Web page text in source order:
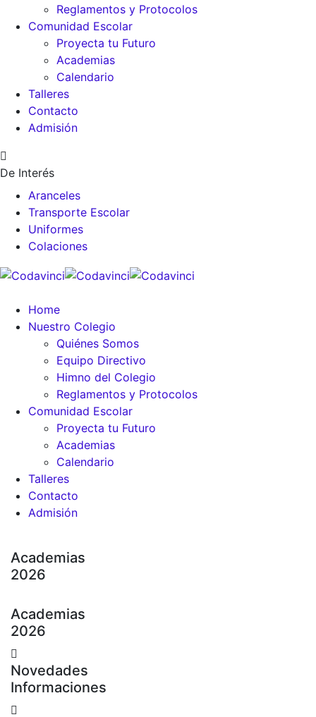
Reglamentos y Protocolos
Comunidad Escolar
Proyecta tu Futuro
Academias
Calendario
Talleres
Contacto
Admisión
De Interés
Aranceles
Transporte Escolar
Uniformes
Colaciones
Home
Nuestro Colegio
Quiénes Somos
Equipo Directivo
Himno del Colegio
Reglamentos y Protocolos
Comunidad Escolar
Proyecta tu Futuro
Academias
Calendario
Talleres
Contacto
Admisión
Academias
2026
Academias
2026
Novedades
Informaciones